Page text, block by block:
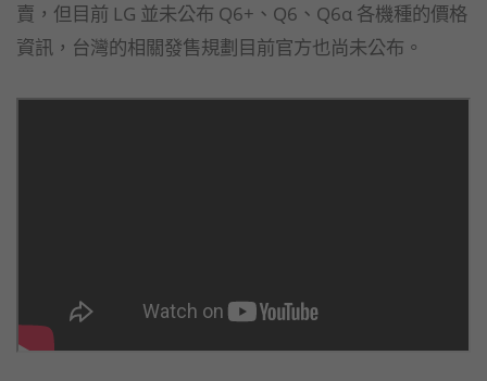
賣，但目前 LG 並未公布 Q6+、Q6、Q6α 各機種的價格
資訊，台灣的相關發售規劃目前官方也尚未公布。